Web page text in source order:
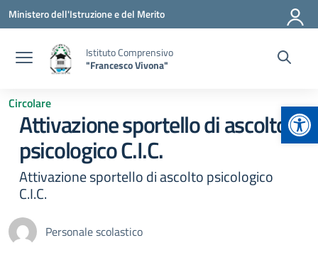
Vai ai contenuti
Vai al menu di navigazione
Vai al footer
Ministero dell'Istruzione e del Merito
Istituto Comprensivo
"Francesco Vivona"
Circolare
Attivazione sportello di ascolto
psicologico C.I.C.
Attivazione sportello di ascolto psicologico
C.I.C.
Personale scolastico